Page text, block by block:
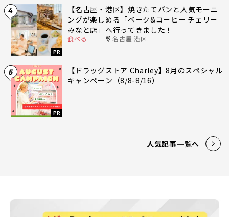
4
PR
【名古屋・港区】焼きたてパンと人気モーニ
ングが楽しめる「ベーク&コーヒー チェリー
みなと店」へ行ってきました！
食べる 名古屋 港区
5
PR
【ドラッグストア Charley】8月のスペシャル
キャンペーン（8/8-8/16）
人気記事一覧へ